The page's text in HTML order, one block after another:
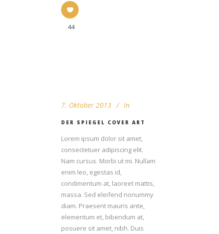
44
7. Oktober 2013 In
DER SPIEGEL COVER ART
Lorem ipsum dolor sit amet,
consectetuer adipiscing elit.
Nam cursus. Morbi ut mi. Nullam
enim leo, egestas id,
condimentum at, laoreet mattis,
massa. Sed eleifend nonummy
diam. Praesent mauris ante,
elementum et, bibendum at,
posuere sit amet, nibh. Duis